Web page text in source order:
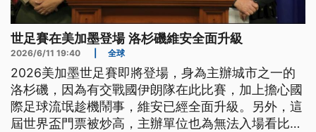
世足賽在美加墨登場 洛杉磯維安全面升級
2026/6/11 19:40 全球
2026美加墨世足賽即將登場，身為主辦城市之一的
洛杉磯，因為有交戰國伊朗隊在此比賽，加上擔心國
際足球流氓趁機鬧事，維安已經全面升級。另外，這
屆世界盃門票被炒高，主辦單位也為無法入場看比賽